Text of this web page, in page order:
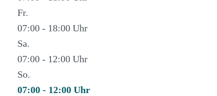
Fr.
07:00 - 18:00
Sa.
07:00 - 12:00
So.
07:00 - 12:00